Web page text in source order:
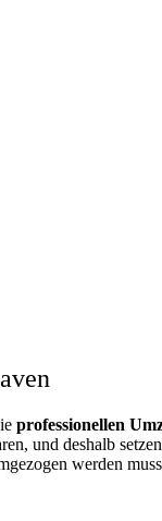
professionellen
und deshalb
werden